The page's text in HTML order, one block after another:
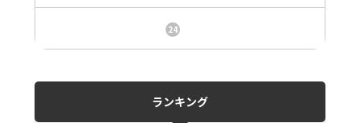
24
ランキング